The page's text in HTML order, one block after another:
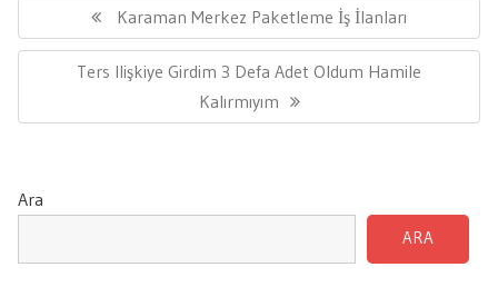
gezinmesi
Previous
Post:
Karaman Merkez Paketleme İş İlanları
Next
Ters Ilişkiye Girdim 3 Defa Adet Oldum Hamile
Kalırmıyım
Ara
ARA